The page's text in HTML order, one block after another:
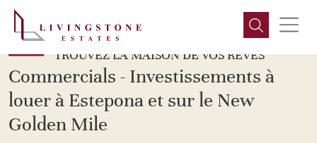
TROUVEZ LA MAISON DE VOS RÊVES
Commercials - Investissements à
louer à Estepona et sur le New
Golden Mile